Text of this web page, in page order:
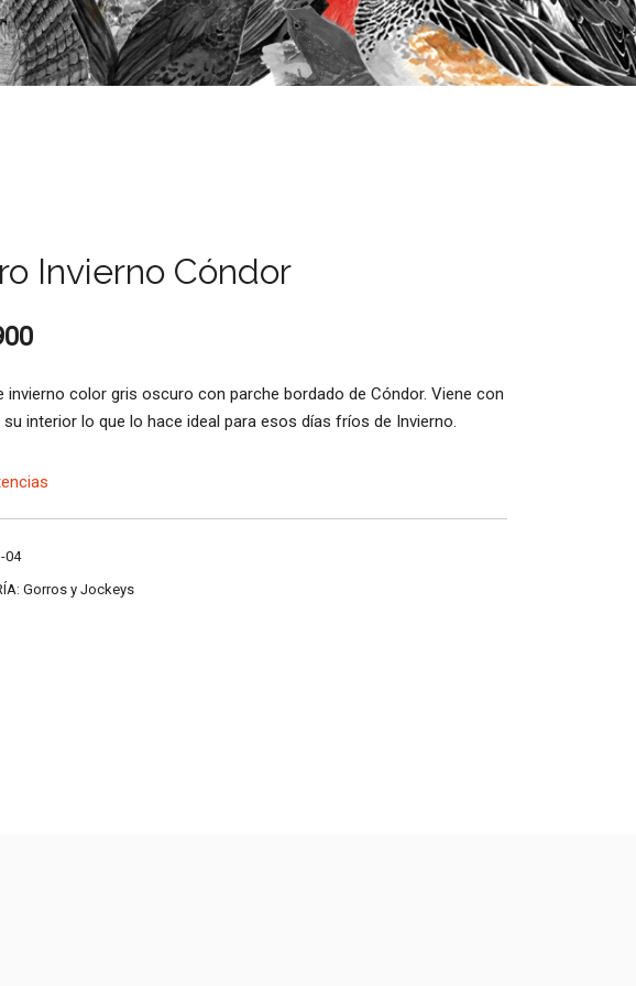
Invierno Cóndor
invierno color gris oscuro con parche bordado de Cóndor. Viene con
su interior lo que lo hace ideal para esos días fríos de Invierno.
04
Gorros y Jockeys